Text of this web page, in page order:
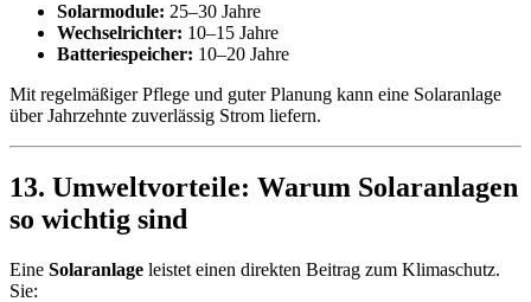
Solarmodule: 25–30 Jahre
Wechselrichter: 10–15 Jahre
Batteriespeicher: 10–20 Jahre
Mit regelmäßiger Pflege und guter Planung kann eine Solaranlage
über Jahrzehnte zuverlässig Strom liefern.
13. Umweltvorteile: Warum Solaranlagen
so wichtig sind
Eine Solaranlage leistet einen direkten Beitrag zum Klimaschutz.
Sie: